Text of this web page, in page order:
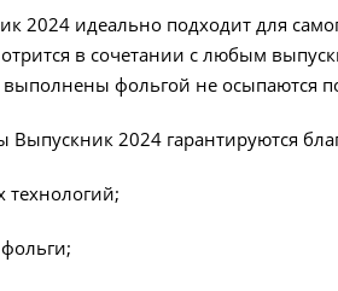
2024 идеально подходит для
в сочетании с любым
выполнены фольгой не осыпаются
2024 гарантируются